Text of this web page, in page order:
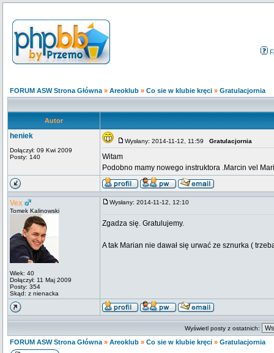
FORUM ASW Strona Główna » Areoklub » Co sie w klubie kręci » Gratulacjornia
Autor
heniek
Dołączył: 09 Kwi 2009
Posty: 140
Wysłany: 2014-11-12, 11:59 Gratulacjornia
Witam
Podobno mamy nowego instruktora .Marcin vel
Vex
Tomek Kalinowski
Wiek: 40
Dołączył: 11 Maj 2009
Posty: 354
Skąd: z nienacka
Wysłany: 2014-11-12, 12:10
Zgadza się. Gratulujemy.
A tak Marian nie dawał się urwać ze sznurka (
Wyświetl posty z ostatnich:
FORUM ASW Strona Główna » Areoklub » Co sie w klubie kręci » Gratulacjornia